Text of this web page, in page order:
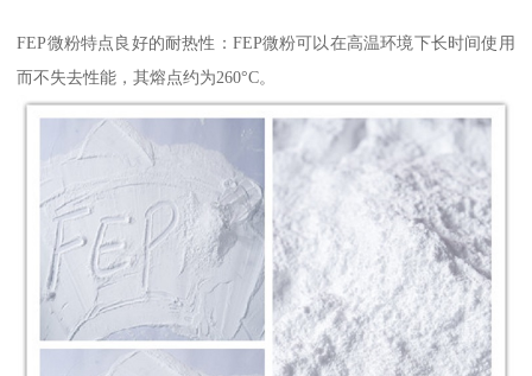
FEP微粉特点良好的耐热性：FEP微粉可以在高温环境下长时间使用
而不失去性能，其熔点约为260°C。